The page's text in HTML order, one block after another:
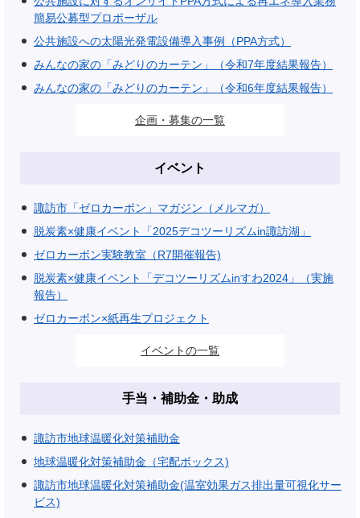
簡易公募型プロポーザル
公共施設への太陽光発電設備導入事例（PPA方式）
みんなの家の「みどりのカーテン」（令和7年度結果報告）
みんなの家の「みどりのカーテン」（令和6年度結果報告）
企画・募集の一覧
イベント
諏訪市「ゼロカーボン」マガジン（メルマガ）
脱炭素×健康イベント「2025デコツーリズムin諏訪湖」
ゼロカーボン実験教室（R7開催報告)
脱炭素×健康イベント「デコツーリズムinすわ2024」（実施
報告）
ゼロカーボン×紙再生プロジェクト
イベントの一覧
手当・補助金・助成
諏訪市地球温暖化対策補助金
地球温暖化対策補助金（宅配ボックス)
諏訪市地球温暖化対策補助金(温室効果ガス排出量可視化サー
ビス)